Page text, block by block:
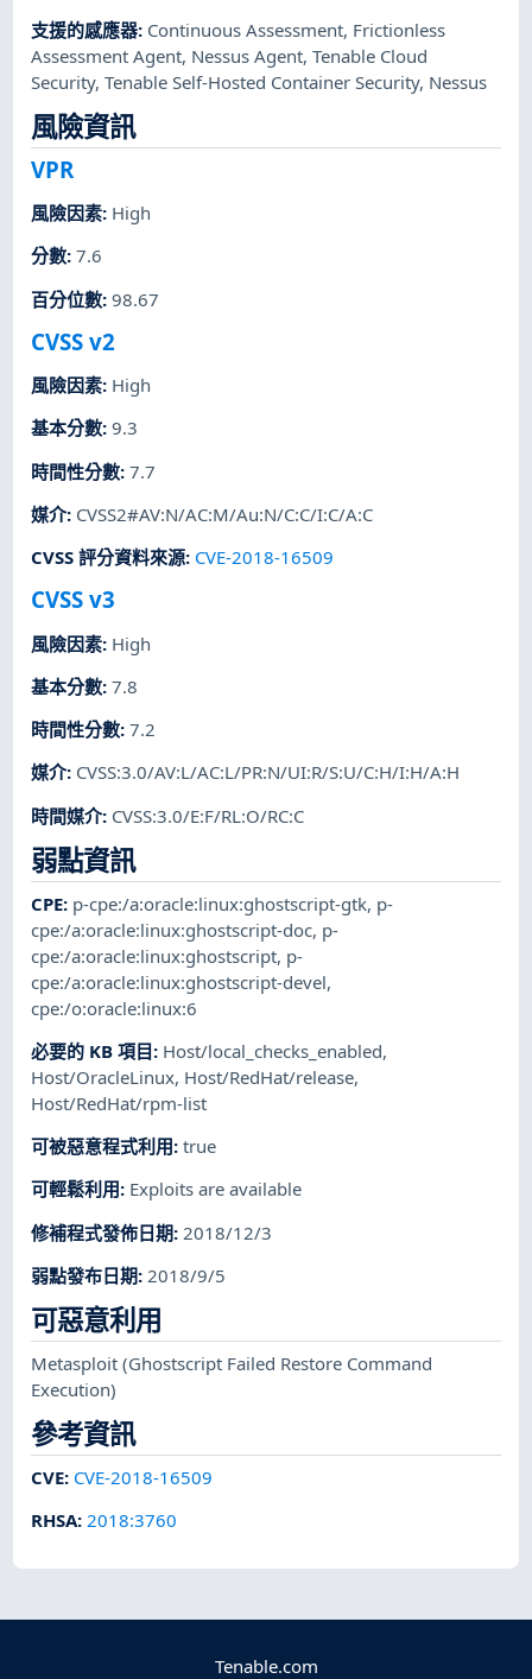
支援的感應器: Continuous Assessment, Frictionless
Assessment Agent, Nessus Agent,Tenable Cloud
Security,Tenable Self-Hosted Container Security, Nessus
風險資訊
VPR
風險因素: High
分數:7.6
百分位數:98.67
CVSS v2
風險因素: High
基本分數:9.3
時間性分數:7.7
媒介: CVSS2#AV:N/AC:M/Au:N/C:C/I:C/A:C
CVSS 評分資料來源: CVE-2018-16509
CVSS v3
風險因素: High
基本分數:7.8
時間性分數:7.2
媒介: CVSS:3.0/AV:L/AC:L/PR:N/UI:R/S:U/C:H/I:H/A:H
時間媒介: CVSS:3.0/E:F/RL:O/RC:C
弱點資訊
CPE: p-cpe:/a:oracle:linux:ghostscript-gtk, p-
cpe:/a:oracle:linux:ghostscript-doc, p-
cpe:/a:oracle:linux:ghostscript, p-
cpe:/a:oracle:linux:ghostscript-devel,
cpe:/o:oracle:linux:6
必要的 KB 項目: Host/local_checks_enabled,
Host/OracleLinux, Host/RedHat/release,
Host/RedHat/rpm-list
可被惡意程式利用:true
可輕鬆利用: Exploits are available
修補程式發佈日期: 2018/12/3
弱點發布日期:2018/9/5
可惡意利用
Metasploit(Ghostscript Failed Restore Command
Execution)
參考資訊
CVE: CVE-2018-16509
RHSA:2018:3760
Tenable.com